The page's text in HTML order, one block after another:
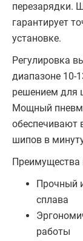
перезарядки.
гарантирует
установке.
Регулировка
диапазоне 10-
решением для
Мощный
обеспечивают
шипов в
Преимущества
Прочный
сплава
работы